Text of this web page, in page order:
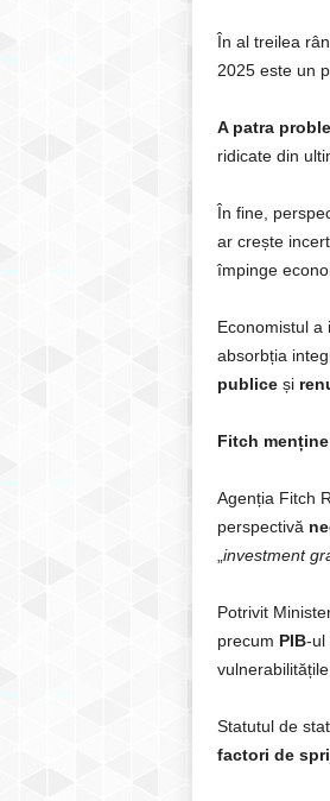
În al treilea
2025 este un
A patra
ridicate din
În fine,
ar crește
împinge
Economistul a
absorbția
publiceși
Fitch
Agenția Fitch
perspectivă
investment
Potrivit
precum PIB-ul
Statutul de
factori de